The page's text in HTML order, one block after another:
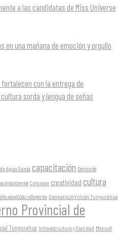
a las candidatas de Miss Universe
en una mañana de emoción y orgullo
con la entrega de
sorda y lengua de señas
Agua Santa capacitación Centro de
Cotopaxi creatividad cultura
Geoparque Volcán Tungurahua
Provincial de
Tungurahua Infraestructura y Vialidad Manuel